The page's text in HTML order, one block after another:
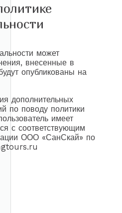
может
внесенные в
опубликованы на
дополнительных
по поводу политики
имеет
с соответствующим
ООО «СанСкай» по